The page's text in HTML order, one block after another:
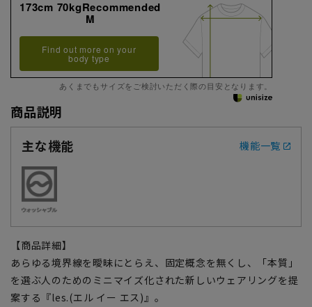
173cm 70kgRecommended
M
Find out more on your
body type
あくまでもサイズをご検討いただく際の目安となります。
商品説明
主な機能
機能一覧
【商品詳細】
あらゆる境界線を曖昧にとらえ、固定概念を無くし、「本質」
を選ぶ人のためのミニマイズ化された新しいウェアリングを提
案する『les.(エル イー エス)』。